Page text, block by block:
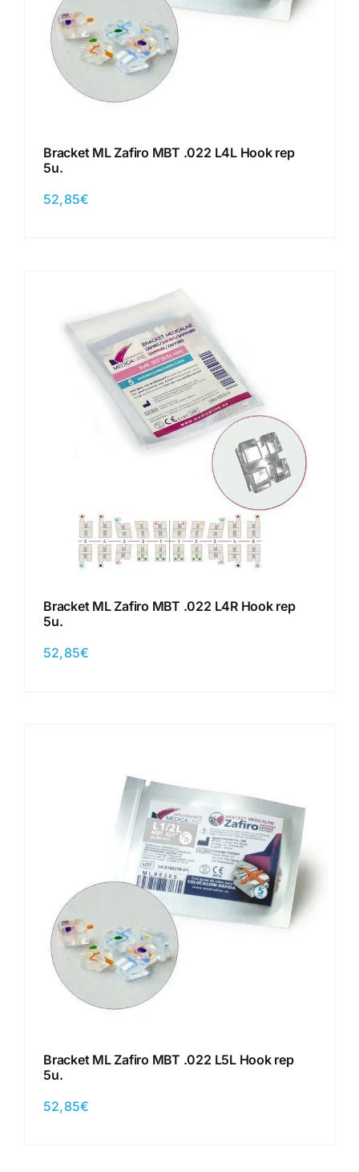
Bracket ML Zafiro MBT .022 L4L Hook rep
5u.
52,85€
Bracket ML Zafiro MBT .022 L4R Hook rep
5u.
52,85€
Bracket ML Zafiro MBT .022 L5L Hook rep
5u.
52,85€